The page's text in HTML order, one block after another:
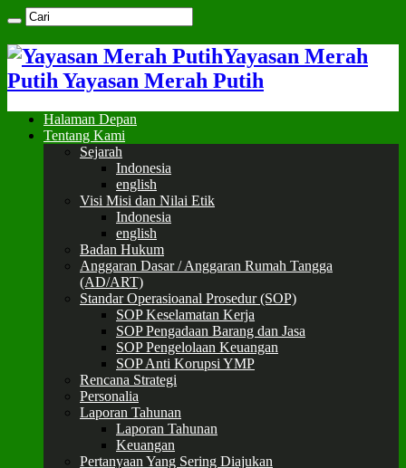
Yayasan Merah
Putih Yayasan Merah Putih
Halaman Depan
Tentang Kami
Sejarah
Indonesia
english
Visi Misi dan Nilai Etik
Indonesia
english
Badan Hukum
Anggaran Dasar / Anggaran Rumah Tangga
(AD/ART)
Standar Operasioanal Prosedur (SOP)
SOP Keselamatan Kerja
SOP Pengadaan Barang dan Jasa
SOP Pengelolaan Keuangan
SOP Anti Korupsi YMP
Rencana Strategi
Personalia
Laporan Tahunan
Laporan Tahunan
Keuangan
Pertanyaan Yang Sering Diajukan